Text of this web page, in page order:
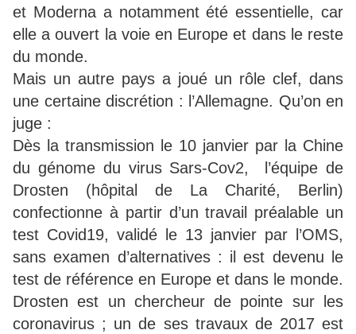
et Moderna a notamment été essentielle, car
elle a ouvert la voie en Europe et dans le reste
du monde.
Mais un autre pays a joué un rôle clef, dans
une certaine discrétion : l’Allemagne. Qu’on en
juge :
Dès la transmission le 10 janvier par la Chine
du génome du virus Sars-Cov2, l’équipe de
Drosten (hôpital de La Charité, Berlin)
confectionne à partir d’un travail préalable un
test Covid19, validé le 13 janvier par l’OMS,
sans examen d’alternatives : il est devenu le
test de référence en Europe et dans le monde.
Drosten est un chercheur de pointe sur les
coronavirus ; un de ses travaux de 2017 est